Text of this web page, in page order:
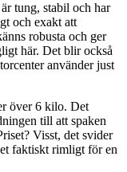
tung, stabil och har
och exakt att
robusta och ger
här. Det blir också
använder just
över 6 kilo. Det
till att spaken
Visst, det svider
faktiskt rimligt för en